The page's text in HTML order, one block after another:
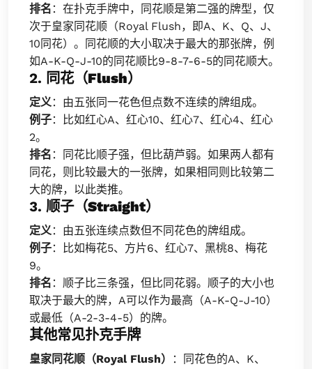
排名 ：在扑克手牌中，同花顺是第二强的牌型，仅
次于皇家同花顺（Royal Flush，即A、K、Q、J、
10同花）。同花顺的大小取决于最大的那张牌，例
如A-K-Q-J-10的同花顺比9-8-7-6-5的同花顺大。
2. 同花（Flush）
定义：由五张同一花色但点数不连续的牌组成。
例子：比如红心A、红心10、红心7、红心4、红心
2。
排名 ：同花比顺子强，但比葫芦弱。如果两人都有
同花，则比较最大的一张牌，如果相同则比较第二
大的牌，以此类推。
3. 顺子（Straight）
定义：由五张连续点数但不同花色的牌组成。
例子：比如梅花5、方片6、红心7、黑桃8、梅花
9。
排名 ：顺子比三条强，但比同花弱。顺子的大小也
取决于最大的牌，A可以作为最高（A-K-Q-J-10）
或最低（A-2-3-4-5）的牌。
其他常见扑克手牌
皇家同花顺（Royal Flush）
：同花色的A、K、